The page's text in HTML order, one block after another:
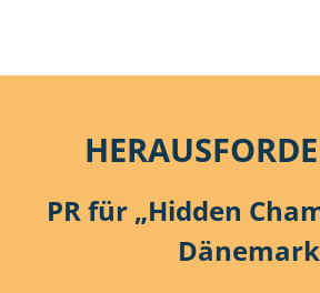
PR für „Hidden
Dänemark